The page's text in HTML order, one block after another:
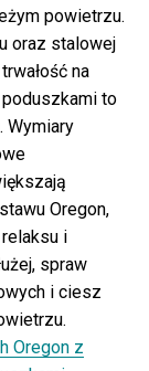
powietrzu.
oraz stalowej
na
to
Wymiary
Oregon,
i
spraw
i ciesz
Oregon z